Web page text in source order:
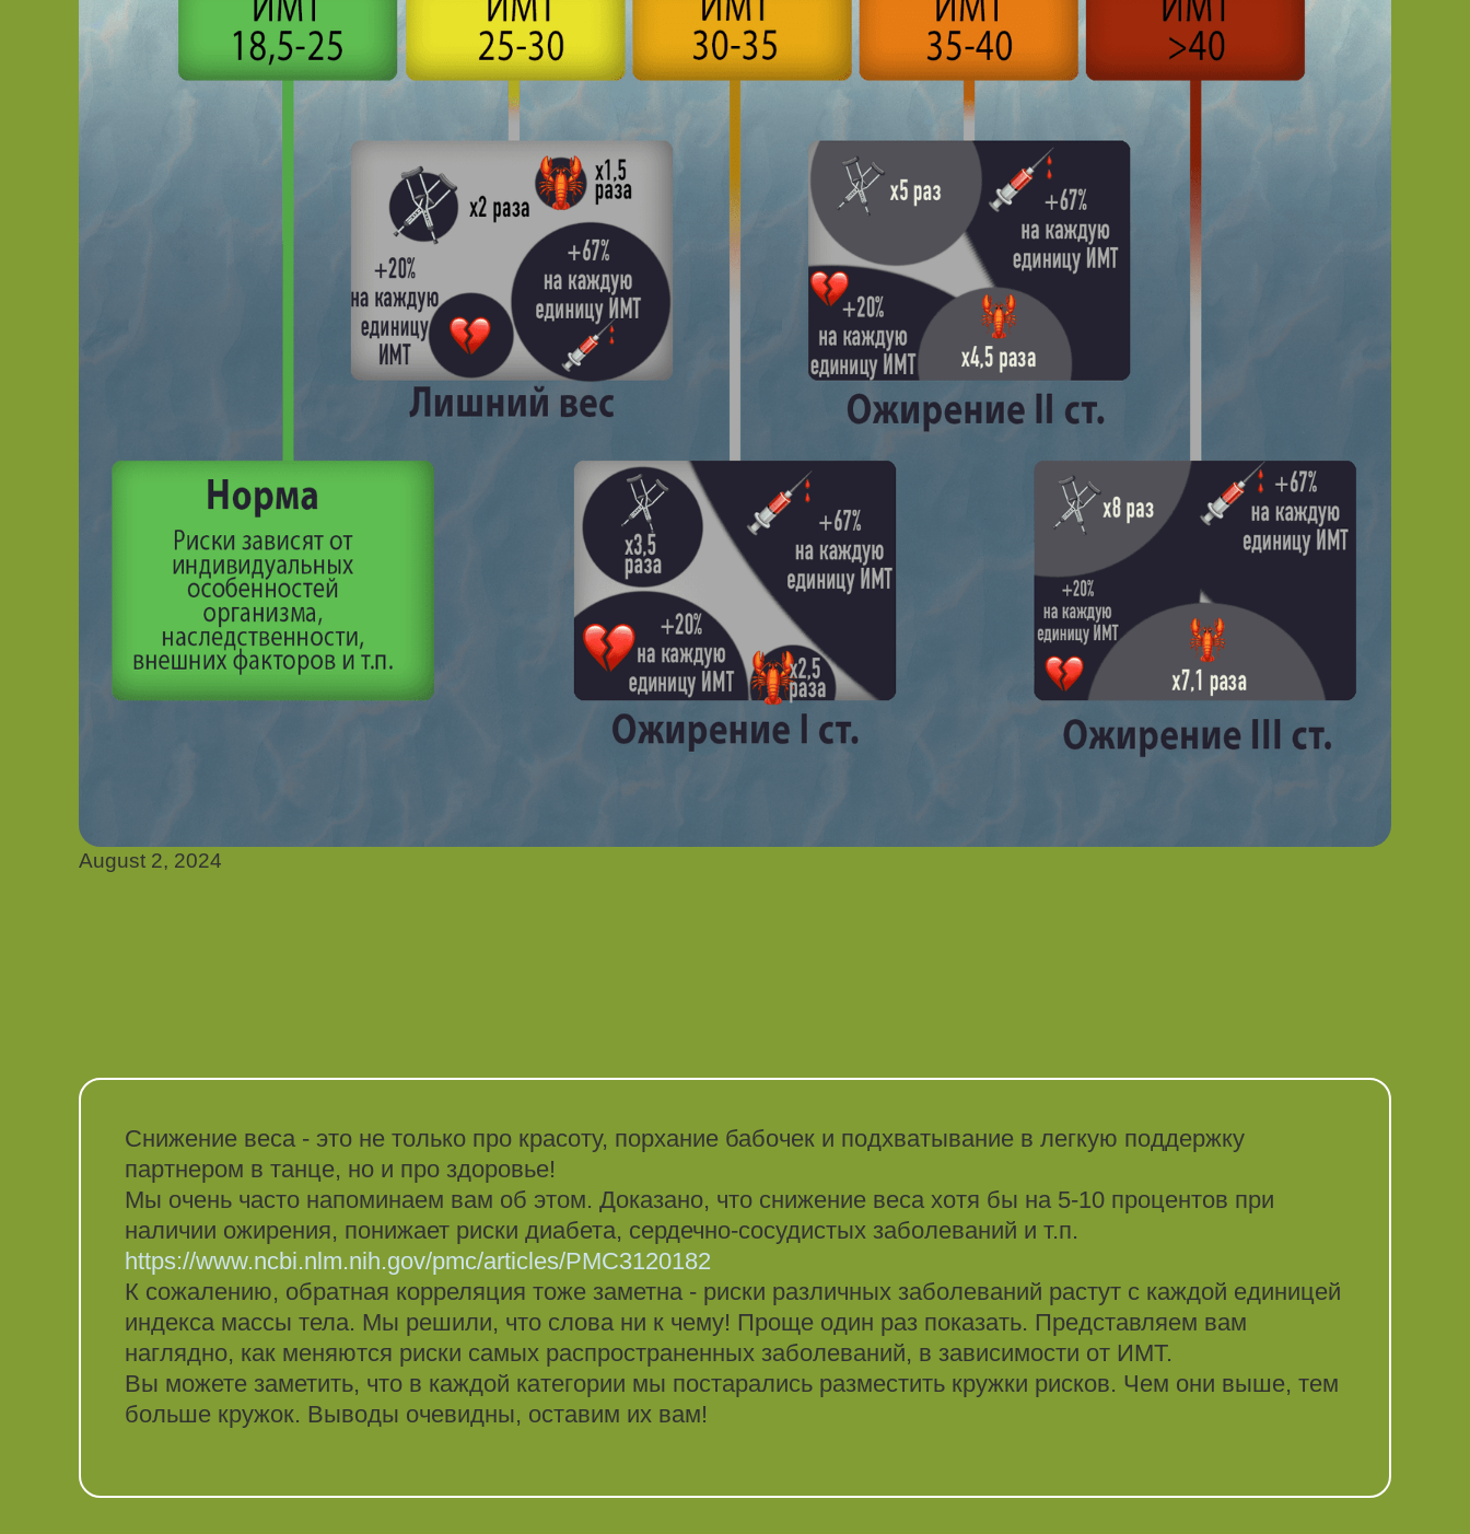
August 2, 2024
Снижение веса - это не только про красоту, порхание бабочек и подхватывание в легкую поддержку
партнером в танце, но и про здоровье!
Мы очень часто напоминаем вам об этом. Доказано, что снижение веса хотя бы на 5-10 процентов при
наличии ожирения, понижает риски диабета, сердечно-сосудистых заболеваний и т.п.
https://www.ncbi.nlm.nih.gov/pmc/articles/PMC3120182
К сожалению, обратная корреляция тоже заметна - риски различных заболеваний растут с каждой единицей
индекса массы тела. Мы решили, что слова ни к чему! Проще один раз показать. Представляем вам
наглядно, как меняются риски самых распространенных заболеваний, в зависимости от ИМТ.
Вы можете заметить, что в каждой категории мы постарались разместить кружки рисков. Чем они выше, тем
больше кружок. Выводы очевидны, оставим их вам!